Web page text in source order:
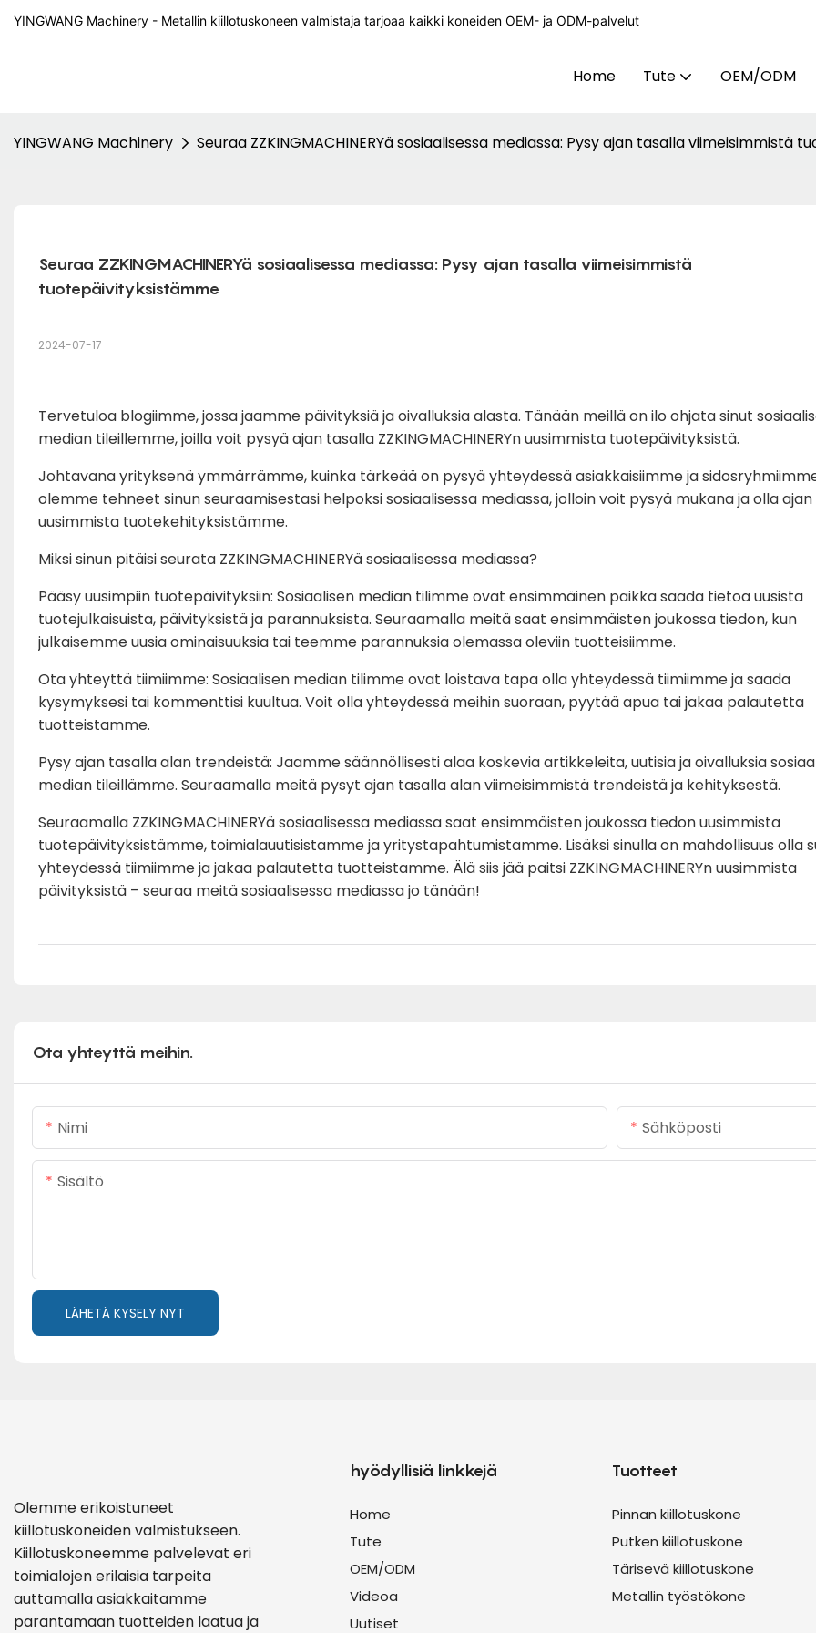
YINGWANG Machinery - Metallin kiillotuskoneen valmistaja tarjoaa kaikki koneiden OEM- ja ODM-palvelut
Home Tute OEM/ODM
YINGWANG Machinery Seuraa ZZKINGMACHINERYä sosiaalisessa mediassa: Pysy ajan tasalla viimeisimmistä
Seuraa ZZKINGMACHINERYä sosiaalisessa mediassa: Pysy ajan tasalla viimeisimmistä
tuotepäivityksistämme
2024-07-17
Tervetuloa blogiimme, jossa jaamme päivityksiä ja oivalluksia alasta. Tänään meillä on ilo ohjata sinut
median tileillemme, joilla voit pysyä ajan tasalla ZZKINGMACHINERYn uusimmista tuotepäivityksistä.
Johtavana yrityksenä ymmärrämme, kuinka tärkeää on pysyä yhteydessä asiakkaisiimme ja
olemme tehneet sinun seuraamisestasi helpoksi sosiaalisessa mediassa, jolloin voit pysyä mukana ja olla
uusimmista tuotekehityksistämme.
Miksi sinun pitäisi seurata ZZKINGMACHINERYä sosiaalisessa mediassa?
Pääsy uusimpiin tuotepäivityksiin: Sosiaalisen median tilimme ovat ensimmäinen paikka saada tietoa uusista
tuotejulkaisuista, päivityksistä ja parannuksista. Seuraamalla meitä saat ensimmäisten joukossa tiedon, kun
julkaisemme uusia ominaisuuksia tai teemme parannuksia olemassa oleviin tuotteisiimme.
Ota yhteyttä tiimiimme: Sosiaalisen median tilimme ovat loistava tapa olla yhteydessä tiimiimme ja saada
kysymyksesi tai kommenttisi kuultua. Voit olla yhteydessä meihin suoraan, pyytää apua tai jakaa palautetta
tuotteistamme.
Pysy ajan tasalla alan trendeistä: Jaamme säännöllisesti alaa koskevia artikkeleita, uutisia ja oivalluksia
median tileillämme. Seuraamalla meitä pysyt ajan tasalla alan viimeisimmistä trendeistä ja kehityksestä.
Seuraamalla ZZKINGMACHINERYä sosiaalisessa mediassa saat ensimmäisten joukossa tiedon uusimmista
tuotepäivityksistämme, toimialauutisistamme ja yritystapahtumistamme. Lisäksi sinulla on mahdollisuus olla
yhteydessä tiimiimme ja jakaa palautetta tuotteistamme. Älä siis jää paitsi ZZKINGMACHINERYn uusimmista
päivityksistä – seuraa meitä sosiaalisessa mediassa jo tänään!
Ota yhteyttä meihin.
Nimi Sähköposti
Sisältö
LÄHETÄ KYSELY NYT
Olemme erikoistuneet
kiillotuskoneiden valmistukseen.
Kiillotuskoneemme palvelevat eri
toimialojen erilaisia ​​tarpeita
auttamalla asiakkaitamme
parantamaan tuotteiden laatua ja
hyödyllisiä linkkejä
Home
Tute
OEM/ODM
Videoa
Uutiset
Tuotteet
Pinnan kiillotuskone
Putken kiillotuskone
Tärisevä kiillotuskone
Metallin työstökone